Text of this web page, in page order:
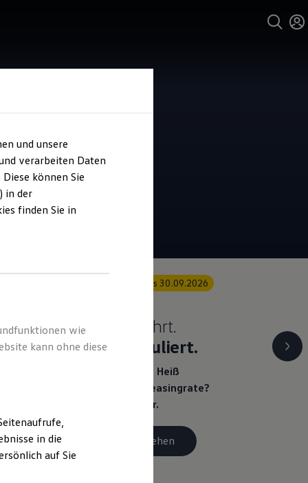
Angebot gültig bis 30.09.2026
Heiß begehrt.
Kühl kalkuliert.
Ihr Traumauto? Heiß
begehrt. Ihre Leasingrate?
Eiskalt machbar.
Details ansehen
und unsere
verarbeiten Daten
können Sie
in der
finden Sie in
wie
kann ohne diese
in die
auf Sie